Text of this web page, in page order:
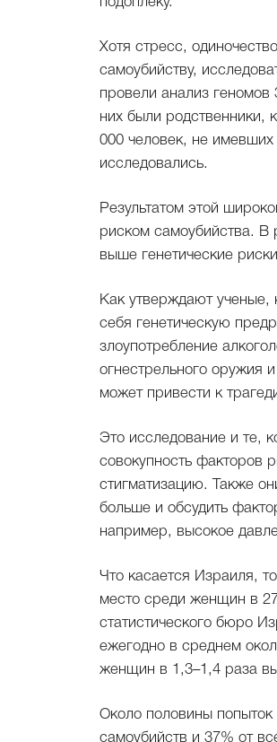
Хотя стресс,
самоубийству,
провели анализ геномов
них были родственники,
000 человек, не имевших
исследовались.
Результатом этой
риском самоубийства. В
выше генетические
Как утверждают ученые,
себя генетическую
злоупотребление
огнестрельного оружия
может привести к
Это исследование и те,
совокупность факторов
стигматизацию. Также
больше и обсудить
например, высокое
Что касается Израиля,
место среди женщин в
статистического бюро
ежегодно в среднем
женщин в 1,3–1,4 раза
Около половины
самоубийств и 37% от